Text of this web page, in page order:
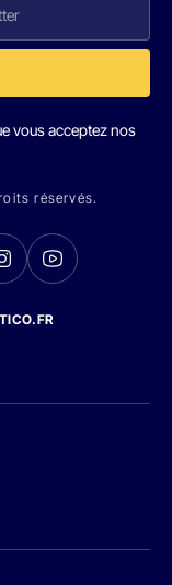
vous acceptez nos
réservés.